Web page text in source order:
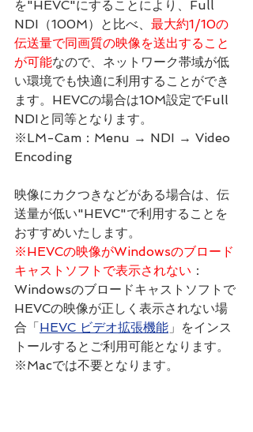
を"HEVC"にすることにより、Full
NDI（100M）と比べ、 最大約1/10の
伝送量で同画質の映像を送出すること
が可能なので、ネットワーク帯域が低
い環境でも快適に利用することができ
ます。HEVCの場合は10M設定でFull
NDIと同等となります。
※LM-Cam：Menu → NDI → Video
Encoding
映像にカクつきなどがある場合は、伝
送量が低い"HEVC"で利用することを
おすすめいたします。
※HEVCの映像がWindowsのブロード
キャストソフトで表示されない ：
Windowsのブロードキャストソフトで
HEVCの映像が正しく表示されない場
合「 HEVC ビデオ拡張機能 」をインス
トールするとご利用可能となります。
※Macでは不要となります。